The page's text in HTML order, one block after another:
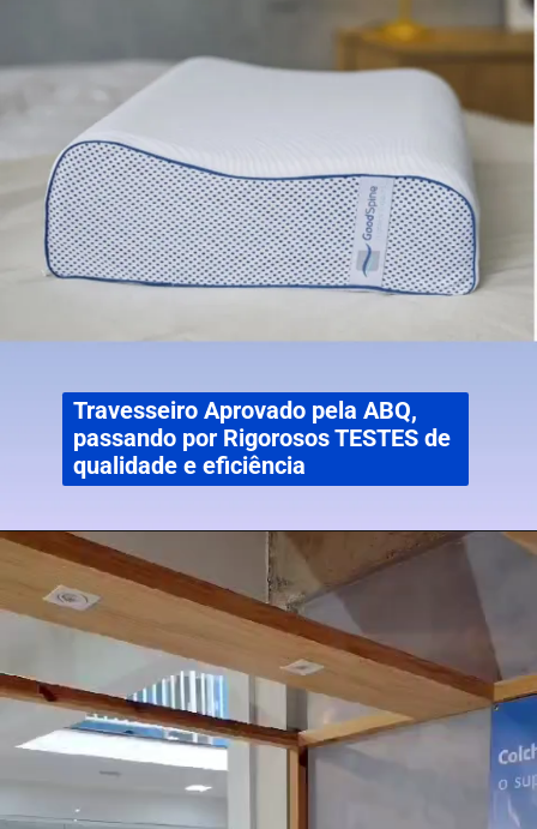
Travesseiro Aprovado pela ABQ,
passando por Rigorosos TESTES de
qualidade e eficiência